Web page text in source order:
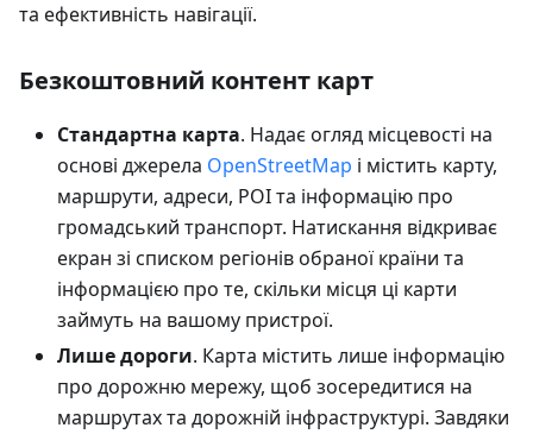
та ефективність навігації.
Безкоштовний контент карт
Стандартна карта. Надає огляд місцевості на
основі джерела OpenStreetMap і містить карту,
маршрути, адреси, POI та інформацію про
громадський транспорт. Натискання відкриває
екран зі списком регіонів обраної країни та
інформацією про те, скільки місця ці карти
займуть на вашому пристрої.
Лише дороги. Карта містить лише інформацію
про дорожню мережу, щоб зосередитися на
маршрутах та дорожній інфраструктурі. Завдяки